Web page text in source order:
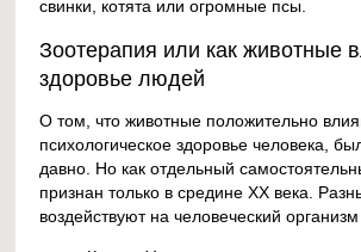
свинки, котята или огромные псы.
Зоотерапия или как животные
здоровье людей
О том, что животные положительно
психологическое здоровье человека,
давно. Но как отдельный
признан только в средине ХХ века.
воздействуют на человеческий